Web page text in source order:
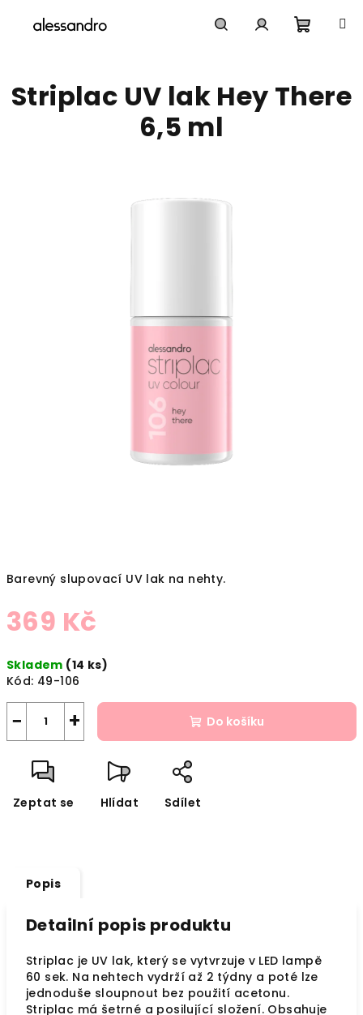
košík
Barevný slupovací UV lak na nehty.
369 Kč
cena:
Skladem (14 ks)
Kód: 49-106
+
− Do košíku
Zeptat se Hlídat Sdílet
Striplac UV lak Hey There
6,5 ml
Popis
Detailní popis produktu
Striplac je UV lak, který se vytvrzuje v LED lampě
60 sek. Na nehtech vydrží až 2 týdny a poté lze
jednoduše sloupnout bez použití acetonu.
Striplac má šetrné a posilující složení. Obsahuje